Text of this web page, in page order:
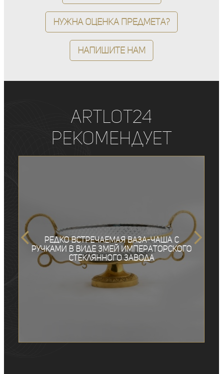
Нужна оценка предмета?
Напишите нам
ArtLot24
рекомендует
Редко встречаемая ваза-чаша с
ручками в виде змей Императорского
стеклянного завода